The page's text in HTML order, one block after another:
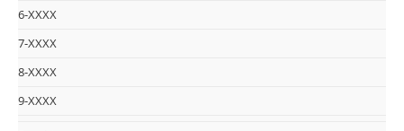
6-XXXX
7-XXXX
8-XXXX
9-XXXX